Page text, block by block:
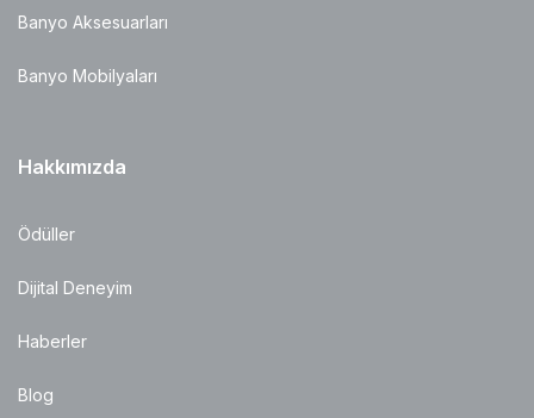
Banyo Aksesuarları
Banyo Mobilyaları
Hakkımızda
Ödüller
Dijital Deneyim
Haberler
Blog